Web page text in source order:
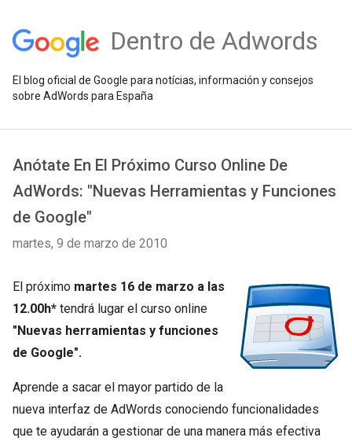
Dentro de Adwords
El blog oficial de Google para notícias, información y consejos
sobre AdWords para España
Anótate En El Próximo Curso Online De
AdWords: "Nuevas Herramientas y Funciones
de Google"
martes, 9 de marzo de 2010
El próximo martes 16 de marzo a las
12.00h* tendrá lugar el curso online
"Nuevas herramientas y funciones
de Google".
Aprende a sacar el mayor partido de la
nueva interfaz de AdWords conociendo funcionalidades
que te ayudarán a gestionar de una manera más efectiva